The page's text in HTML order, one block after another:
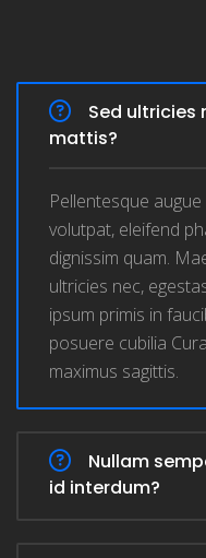
Sed ultricies
mattis?
Pellentesque
volutpat, eleifend
dignissim quam.
ultricies nec,
ipsum primis in
posuere cubilia
maximus sagittis.
Nullam
id interdum?